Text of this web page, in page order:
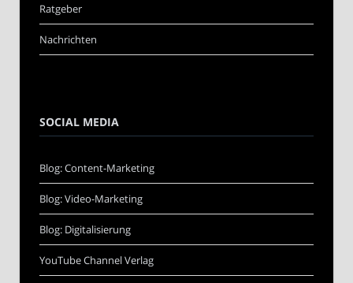
Ratgeber
Nachrichten
SOCIAL MEDIA
Blog: Content-Marketing
Blog: Video-Marketing
Blog: Digitalisierung
YouTube Channel Verlag